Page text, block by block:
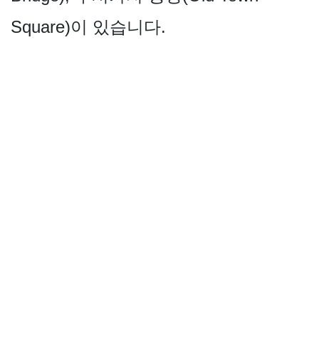
Square)이 있습니다.